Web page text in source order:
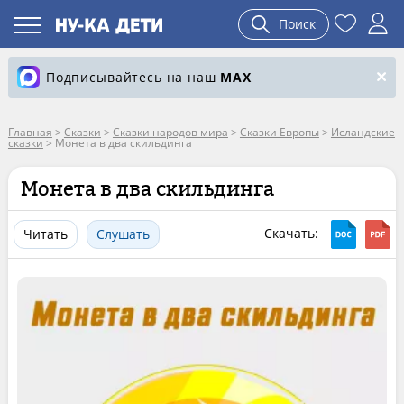
Поиск
Подписывайтесь на наш MAX
Главная > Сказки > Сказки народов мира > Сказки Европы > Исландские
сказки> Монета в два скильдинга
Монета в два скильдинга
Читать Слушать Скачать: